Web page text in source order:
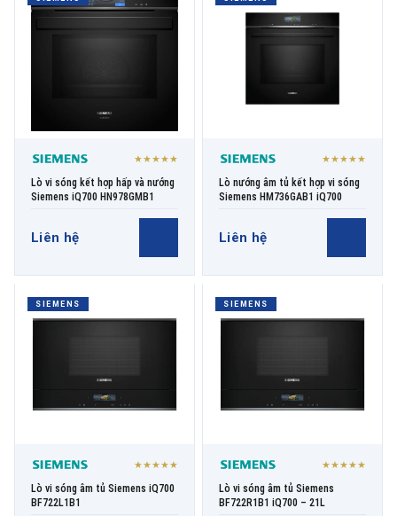
→ GỬI YÊU CẦU BÁO GIÁ
★★★★★
Lò vi sóng kết hợp hấp và nướng
Siemens iQ700 HN978GMB1
Liên hệ
★★★★★
Lò nướng âm tủ kết hợp vi sóng
Siemens HM736GAB1 iQ700
Liên hệ
SIEMENS
★★★★★
Lò vi sóng âm tủ Siemens iQ700
BF722L1B1
SIEMENS
★★★★★
Lò vi sóng âm tủ Siemens
BF722R1B1 iQ700 – 21L